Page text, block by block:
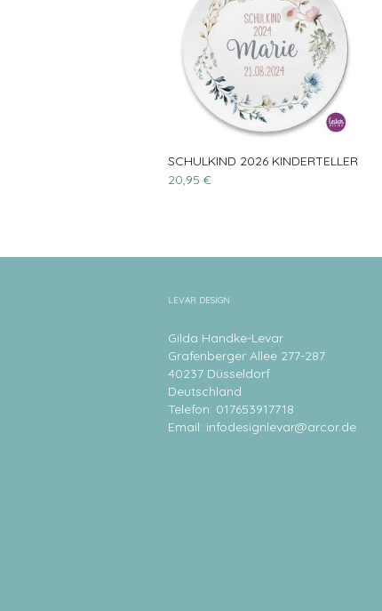
SCHULKIND 2026 KINDERTELLER
20,95 €
LEVAR DESIGN
Gilda Handke-Levar
Grafenberger Allee 277-287
40237 Düsseldorf
Deutschland
Telefon: 017653917718
Email: infodesignlevar@arcor.de